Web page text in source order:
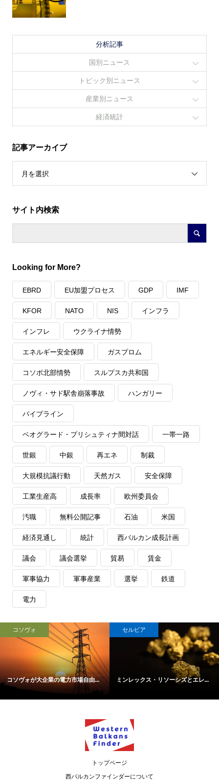
分析記事
国別ニュース
トピック別ニュース
産業別ニュース
経済統計
記事アーカイブ
月を選択
サイト内検索
Looking for More?
EBRD EU加盟プロセス GDP IMF
KFOR NATO NIS インフラ
インフレ ウクライナ情勢
エネルギー安全保障 ガスプロム
コソボ北部情勢 スルプスカ共和国
ノヴィ・サド駅舎崩落事故 ハンガリー
パイプライン
ベオグラード・プリシュティナ間対話 一帯一路
世銀 中銀 再エネ 制裁
大規模抗議行動 天然ガス 安全保障
工業生産高 成長率 欧州委員会
汚職 無料公開記事 石油 米国
経済見通し 統計 西バルカン成長計画
議会 議会選挙 貿易 賃金
軍事協力 軍事産業 選挙 鉄道
電力
コソヴォ
コソヴォが大企業の電力市場自由...
セルビア
ミンレックス・リソーシズとエレ...
トップページ
西バルカンファインダーについて